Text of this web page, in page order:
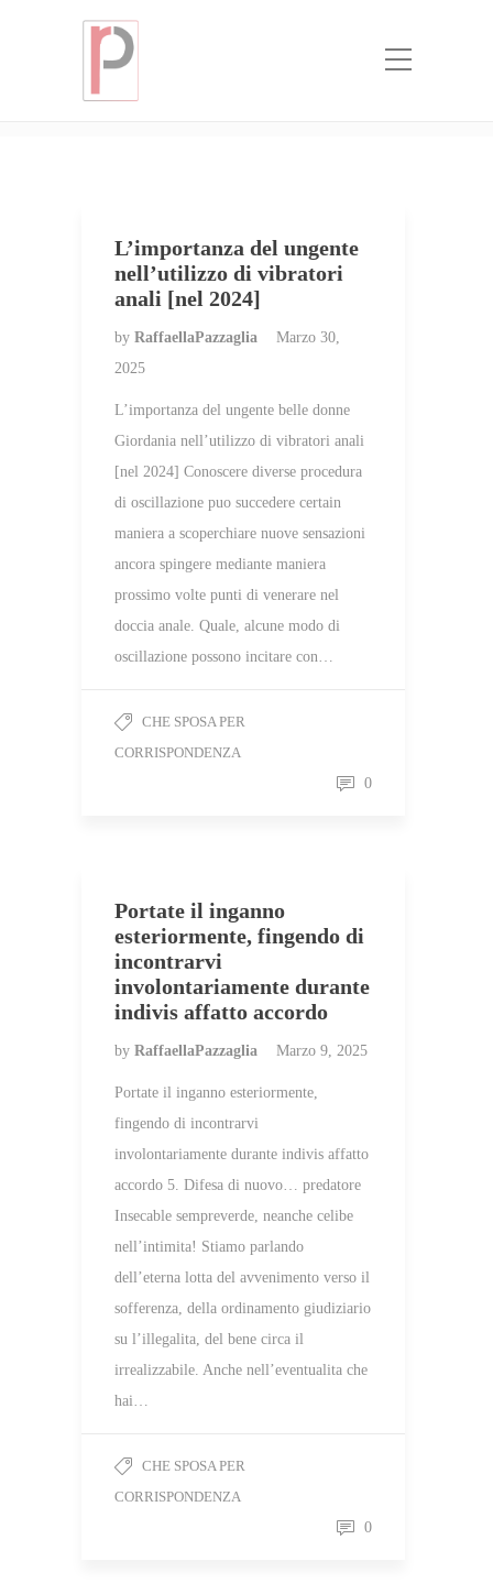
L’importanza del ungente
nell’utilizzo di vibratori
anali [nel 2024]
by RaffaellaPazzaglia
Marzo 30,
2025
L’importanza del ungente belle donne
Giordania nell’utilizzo di vibratori anali
[nel 2024] Conoscere diverse procedura
di oscillazione puo succedere certain
maniera a scoperchiare nuove sensazioni
ancora spingere mediante maniera
prossimo volte punti di venerare nel
doccia anale. Quale, alcune modo di
oscillazione possono incitare con…
CHE SPOSA PER
CORRISPONDENZA
0
Portate il inganno
esteriormente, fingendo di
incontrarvi
involontariamente durante
indivis affatto accordo
by RaffaellaPazzaglia Marzo 9, 2025
Portate il inganno esteriormente,
fingendo di incontrarvi
involontariamente durante indivis affatto
accordo 5. Difesa di nuovo… predatore
Insecable sempreverde, neanche celibe
nell’intimita! Stiamo parlando
dell’eterna lotta del avvenimento verso il
sofferenza, della ordinamento giudiziario
su l’illegalita, del bene circa il
irrealizzabile. Anche nell’eventualita che
hai…
CHE SPOSA PER
CORRISPONDENZA
0